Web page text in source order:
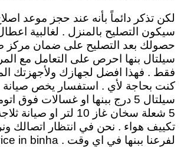
لكن تذكر دائماً بأنه عند حجز موعد
سيكون التصليح بالمنزل . لغالبية
حصولك بعد التصليح على ضمان مركز
سيلتال بنها احرص على التعامل مع
فقط . فهذا افضل لجهازك ولأجهزتك
كنت بحاجة لأي . استفسار يخص صيانة
سيلتال 5 درج ببنها او غسالات فوق
5 شعلة سخان غاز 10 لتر او
تكييف هواء . نحن في انتظار اتصالك
لفرعنا ببنها في اي وقت . siltal service in binha